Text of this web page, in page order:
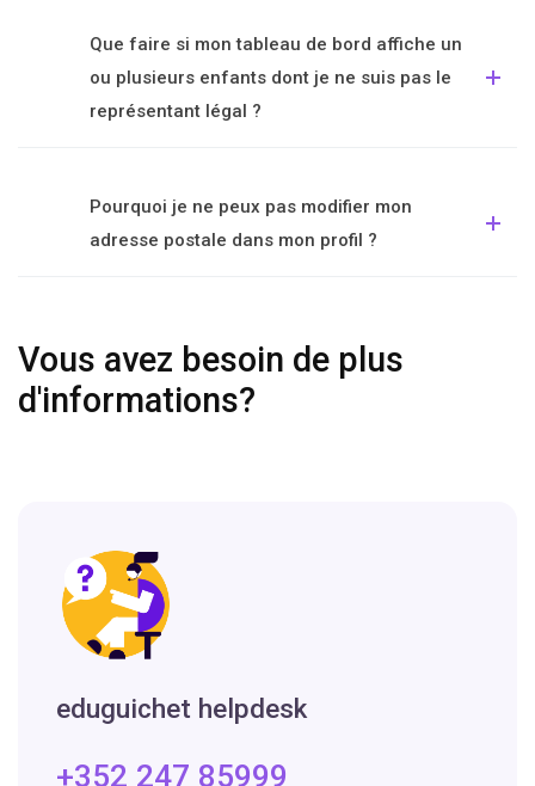
Que faire si mon tableau de bord affiche un
ou plusieurs enfants dont je ne suis pas le
représentant légal ?
Pourquoi je ne peux pas modifier mon
adresse postale dans mon profil ?
Vous avez besoin de plus
d'informations?
eduguichet helpdesk
+352 247 85999